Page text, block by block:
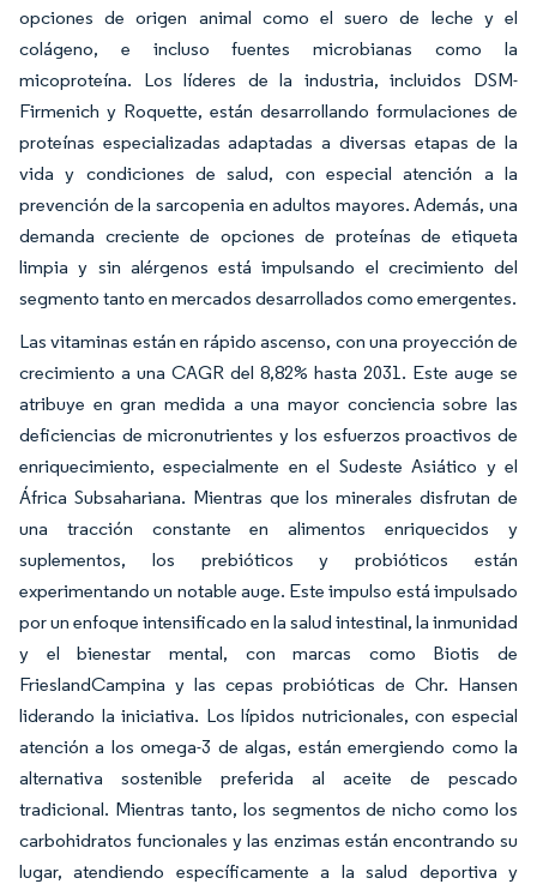
opciones de origen animal como el suero de leche y el
colágeno, e incluso fuentes microbianas como la
micoproteína. Los líderes de la industria, incluidos DSM-
Firmenich y Roquette, están desarrollando formulaciones de
proteínas especializadas adaptadas a diversas etapas de la
vida y condiciones de salud, con especial atención a la
prevención de la sarcopenia en adultos mayores. Además, una
demanda creciente de opciones de proteínas de etiqueta
limpia y sin alérgenos está impulsando el crecimiento del
segmento tanto en mercados desarrollados como emergentes.
Las vitaminas están en rápido ascenso, con una proyección de
crecimiento a una CAGR del 8,82% hasta 2031. Este auge se
atribuye en gran medida a una mayor conciencia sobre las
deficiencias de micronutrientes y los esfuerzos proactivos de
enriquecimiento, especialmente en el Sudeste Asiático y el
África Subsahariana. Mientras que los minerales disfrutan de
una tracción constante en alimentos enriquecidos y
suplementos, los prebióticos y probióticos están
experimentando un notable auge. Este impulso está impulsado
por un enfoque intensificado en la salud intestinal, la inmunidad
y el bienestar mental, con marcas como Biotis de
FrieslandCampina y las cepas probióticas de Chr. Hansen
liderando la iniciativa. Los lípidos nutricionales, con especial
atención a los omega-3 de algas, están emergiendo como la
alternativa sostenible preferida al aceite de pescado
tradicional. Mientras tanto, los segmentos de nicho como los
carbohidratos funcionales y las enzimas están encontrando su
lugar, atendiendo específicamente a la salud deportiva y